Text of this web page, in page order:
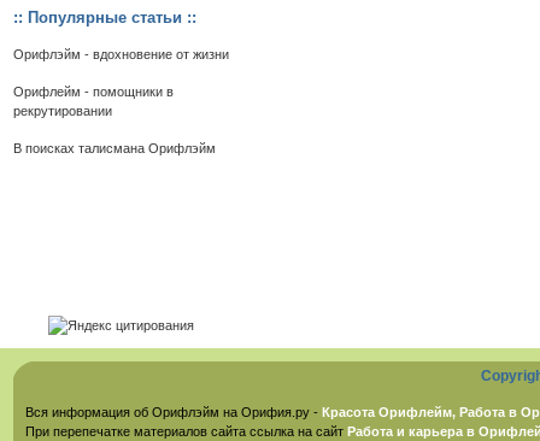
:: Популярные статьи ::
Орифлэйм - вдохновение от жизни
Орифлейм - помощники в
рекрутировании
В поисках талисмана Орифлэйм
Вся информация об Орифлэйм на Орифия.ру - Красота Орифлейм, Работа в
При перепечатке материалов сайта ссылка на сайт Работа и карьера в